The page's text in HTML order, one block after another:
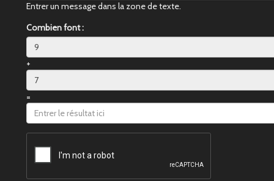
Entrer un message dans la zone de texte.
Combien font :
+
=